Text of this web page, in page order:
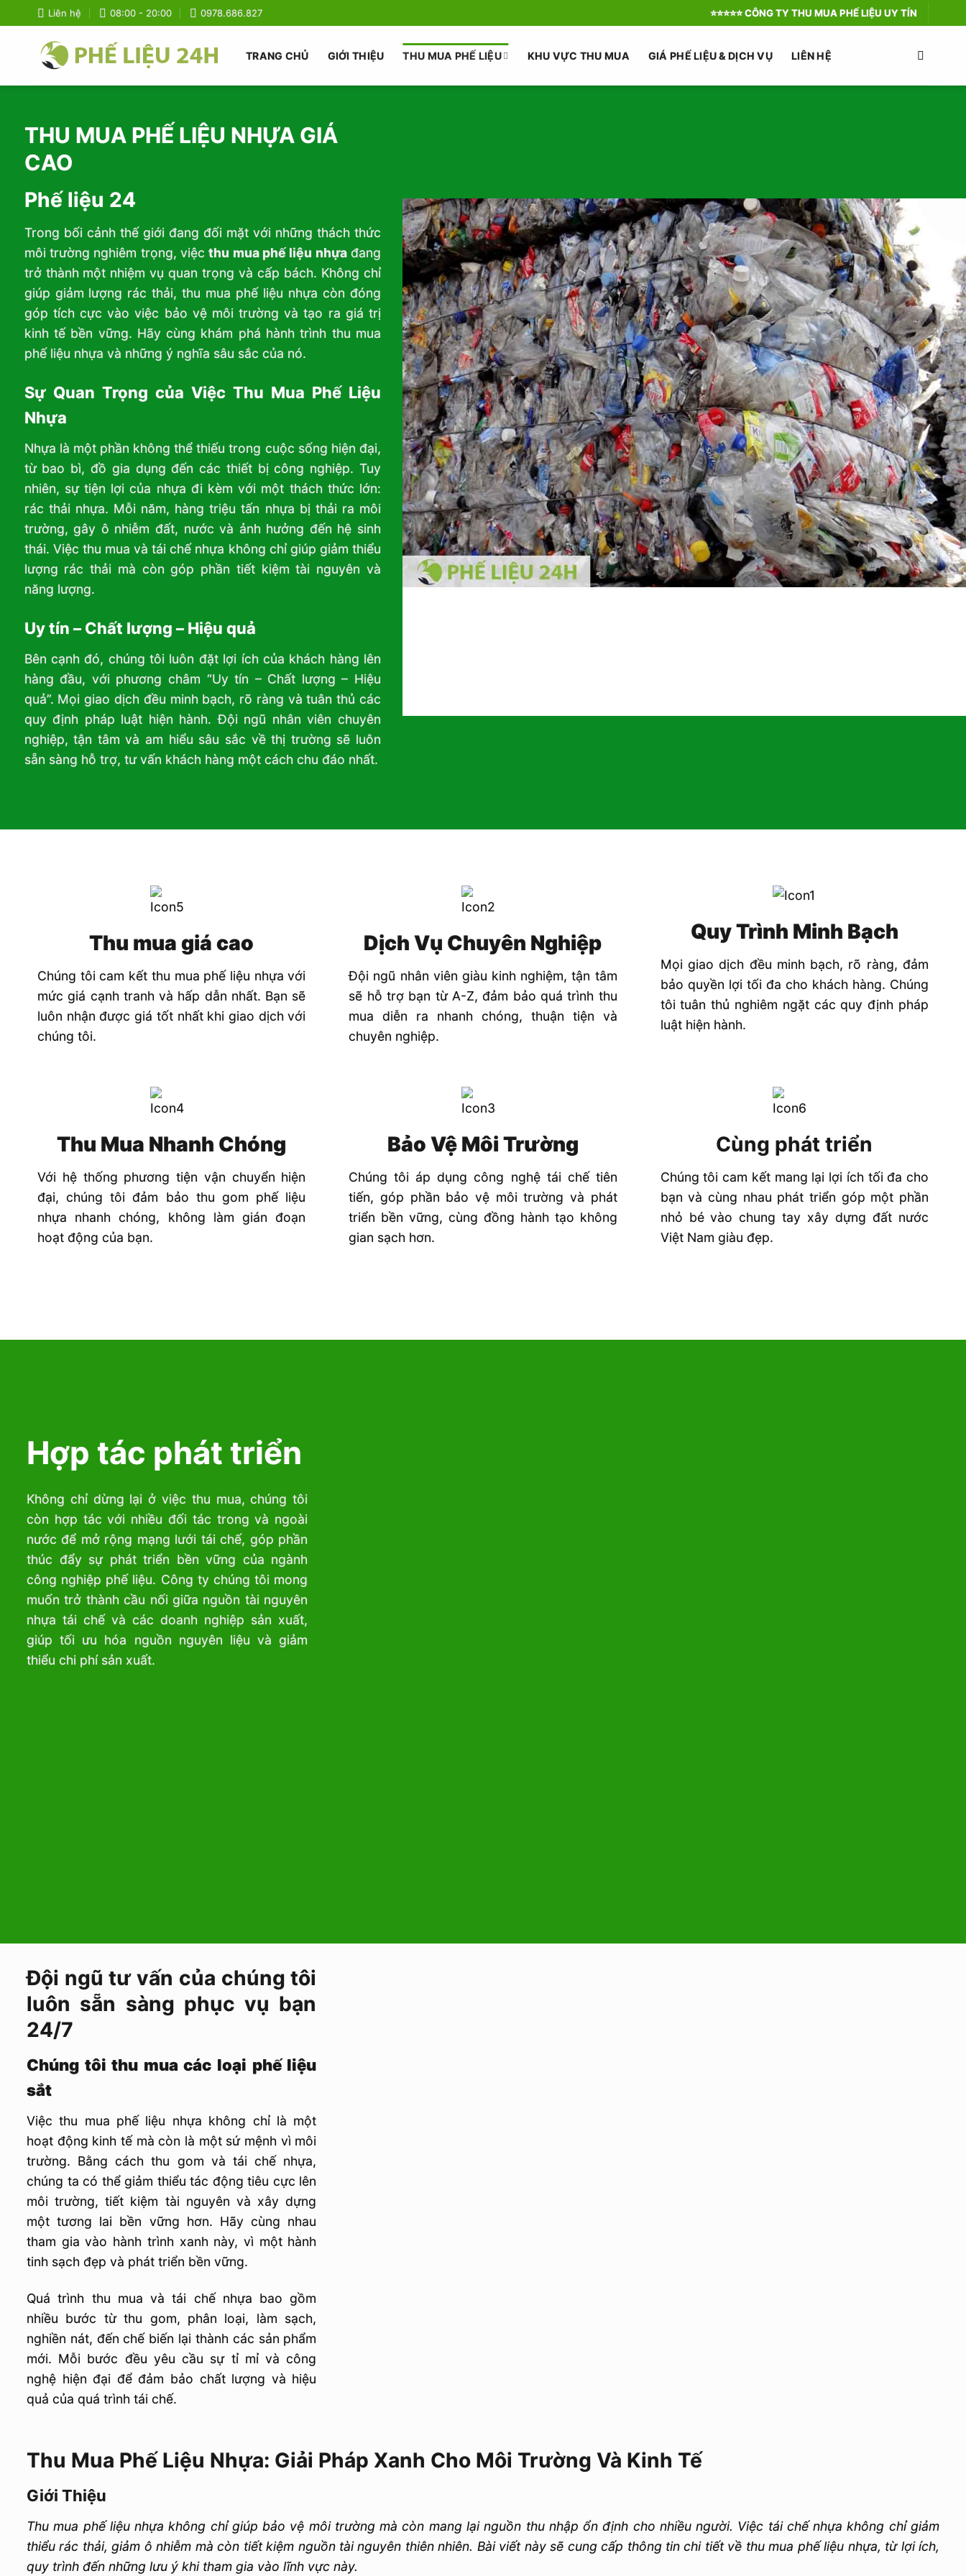
qua
Liên hệ 08:00 - 20:00 0978.686.827 ⭐️⭐️⭐️⭐️⭐️ CÔNG TY THU MUA PHẾ LIỆU UY TÍN
TRANG CHỦ GIỚI THIỆU THU MUA PHẾ LIỆU KHU VỰC THU MUA GIÁ PHẾ LIỆU & DỊCH VỤ LIÊN HỆ
THU MUA PHẾ LIỆU NHỰA GIÁ
CAO
Phế liệu 24
Trong bối cảnh thế giới đang đối mặt với những thách thức
môi trường nghiêm trọng, việcthu mua phế liệu nhựađang
trở thành một nhiệm vụ quan trọng và cấp bách. Không chỉ
giúp giảm lượng rác thải, thu mua phế liệu nhựa còn đóng
góp tích cực vào việc bảo vệ môi trường và tạo ra giá trị
kinh tế bền vững. Hãy cùng khám phá hành trình thu mua
phế liệu nhựa và những ý nghĩa sâu sắc của nó.
Sự Quan Trọng của Việc Thu Mua Phế Liệu
Nhựa
Nhựa là một phần không thể thiếu trong cuộc sống hiện đại,
từ bao bì, đồ gia dụng đến các thiết bị công nghiệp. Tuy
nhiên, sự tiện lợi của nhựa đi kèm với một thách thức lớn:
rác thải nhựa. Mỗi năm, hàng triệu tấn nhựa bị thải ra môi
trường, gây ô nhiễm đất, nước và ảnh hưởng đến hệ sinh
thái. Việc thu mua và tái chế nhựa không chỉ giúp giảm thiểu
lượng rác thải mà còn góp phần tiết kiệm tài nguyên và
năng lượng.
Uy tín – Chất lượng – Hiệu quả
Bên cạnh đó, chúng tôi luôn đặt lợi ích của khách hàng lên
hàng đầu, với phương châm “Uy tín – Chất lượng – Hiệu
quả”. Mọi giao dịch đều minh bạch, rõ ràng và tuân thủ các
quy định pháp luật hiện hành. Đội ngũ nhân viên chuyên
nghiệp, tận tâm và am hiểu sâu sắc về thị trường sẽ luôn
sẵn sàng hỗ trợ, tư vấn khách hàng một cách chu đáo nhất.
Thu mua giá cao
Chúng tôi cam kết thu mua phế liệu nhựa với
mức giá cạnh tranh và hấp dẫn nhất. Bạn sẽ
luôn nhận được giá tốt nhất khi giao dịch với
chúng tôi.
Dịch Vụ Chuyên Nghiệp
Đội ngũ nhân viên giàu kinh nghiệm, tận tâm
sẽ hỗ trợ bạn từ A-Z, đảm bảo quá trình thu
mua diễn ra nhanh chóng, thuận tiện và
chuyên nghiệp.
Quy Trình Minh Bạch
Mọi giao dịch đều minh bạch, rõ ràng, đảm
bảo quyền lợi tối đa cho khách hàng. Chúng
tôi tuân thủ nghiêm ngặt các quy định pháp
luật hiện hành.
Thu Mua Nhanh Chóng
Với hệ thống phương tiện vận chuyển hiện
đại, chúng tôi đảm bảo thu gom phế liệu
nhựa nhanh chóng, không làm gián đoạn
hoạt động của bạn.
Bảo Vệ Môi Trường
Chúng tôi áp dụng công nghệ tái chế tiên
tiến, góp phần bảo vệ môi trường và phát
triển bền vững, cùng đồng hành tạo không
gian sạch hơn.
Cùng phát triển
Chúng tôi cam kết mang lại lợi ích tối đa cho
bạn và cùng nhau phát triển góp một phần
nhỏ bé vào chung tay xây dựng đất nước
Việt Nam giàu đẹp.
Hợp tác phát triển
Không chỉ dừng lại ở việc thu mua, chúng tôi
còn hợp tác với nhiều đối tác trong và ngoài
nước để mở rộng mạng lưới tái chế, góp phần
thúc đẩy sự phát triển bền vững của ngành
công nghiệp phế liệu. Công ty chúng tôi mong
muốn trở thành cầu nối giữa nguồn tài nguyên
nhựa tái chế và các doanh nghiệp sản xuất,
giúp tối ưu hóa nguồn nguyên liệu và giảm
thiểu chi phí sản xuất.
Đội ngũ tư vấn của chúng tôi
luôn sẵn sàng phục vụ bạn
24/7
Chúng tôi thu mua các loại phế liệu
sắt
Việc thu mua phế liệu nhựa không chỉ là một
hoạt động kinh tế mà còn là một sứ mệnh vì môi
trường. Bằng cách thu gom và tái chế nhựa,
chúng ta có thể giảm thiểu tác động tiêu cực lên
môi trường, tiết kiệm tài nguyên và xây dựng
một tương lai bền vững hơn. Hãy cùng nhau
tham gia vào hành trình xanh này, vì một hành
tinh sạch đẹp và phát triển bền vững.
Quá trình thu mua và tái chế nhựa bao gồm
nhiều bước từ thu gom, phân loại, làm sạch,
nghiền nát, đến chế biến lại thành các sản phẩm
mới. Mỗi bước đều yêu cầu sự tỉ mỉ và công
nghệ hiện đại để đảm bảo chất lượng và hiệu
quả của quá trình tái chế.
Thu Mua Phế Liệu Nhựa: Giải Pháp Xanh Cho Môi Trường Và Kinh Tế
Giới Thiệu
Thu mua phế liệu nhựa không chỉ giúp bảo vệ môi trường mà còn mang lại nguồn thu nhập ổn định cho nhiều người. Việc tái chế nhựa không chỉ giảm
thiểu rác thải, giảm ô nhiễm mà còn tiết kiệm nguồn tài nguyên thiên nhiên. Bài viết này sẽ cung cấp thông tin chi tiết về thu mua phế liệu nhựa, từ lợi ích,
quy trình đến những lưu ý khi tham gia vào lĩnh vực này.